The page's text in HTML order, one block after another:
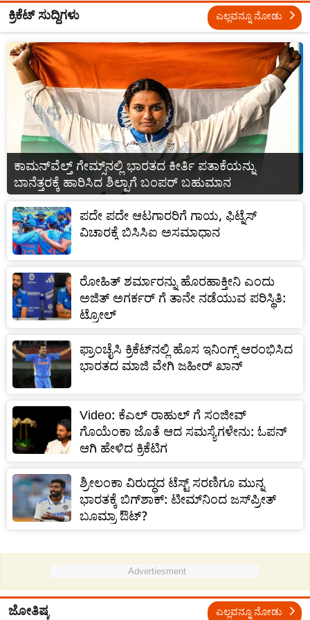
ಕ್ರಿಕೆಟ್ ಸುದ್ದಿಗಳು ಎಲ್ಲವನ್ನೂ ನೋಡು
ಕಾಮನ್‌ವೆಲ್ತ್ ಗೇಮ್ಸ್‌ನಲ್ಲಿ ಭಾರತದ ಕೀರ್ತಿ ಪತಾಕೆಯನ್ನು
ಬಾನೆತ್ತರಕ್ಕೆ ಹಾರಿಸಿದ ಶಿಲ್ಪಾಗೆ ಬಂಪರ್ ಬಹುಮಾನ
ಪದೇ ಪದೇ ಆಟಗಾರರಿಗೆ ಗಾಯ, ಫಿಟ್ನೆಸ್
ವಿಚಾರಕ್ಕೆ ಬಿಸಿಸಿಐ ಅಸಮಾಧಾನ
ರೋಹಿತ್ ಶರ್ಮಾರನ್ನು ಹೊರಹಾಕ್ತೀನಿ ಎಂದು
ಅಜಿತ್ ಅಗರ್ಕರ್ ಗೆ ತಾನೇ ನಡೆಯುವ ಪರಿಸ್ಥಿತಿ:
ಟ್ರೋಲ್
ಫ್ರಾಂಚೈಸಿ ಕ್ರಿಕೆಟ್‌ನಲ್ಲಿ ಹೊಸ ಇನಿಂಗ್ಸ್‌ ಆರಂಭಿಸಿದ
ಭಾರತದ ಮಾಜಿ ವೇಗಿ ಜಹೀರ್ ಖಾನ್
Video: ಕೆಎಲ್ ರಾಹುಲ್ ಗೆ ಸಂಜೀವ್
ಗೊಯೆಂಕಾ ಜೊತೆ ಆದ ಸಮಸ್ಯೆಗಳೇನು: ಓಪನ್
ಆಗಿ ಹೇಳಿದ ಕ್ರಿಕೆಟಿಗ
ಶ್ರೀಲಂಕಾ ವಿರುದ್ಧದ ಟೆಸ್ಟ್ ಸರಣಿಗೂ ಮುನ್ನ
ಭಾರತಕ್ಕೆ ಬಿಗ್‌ಶಾಕ್‌: ಟೀಮ್‌ನಿಂದ ಜಸ್‌ಪ್ರೀತ್‌
ಬೂಮ್ರಾ ಔಟ್‌?
Advertiesment
ಜೋತಿಷ್ಯ ಎಲ್ಲವನ್ನೂ ನೋಡು